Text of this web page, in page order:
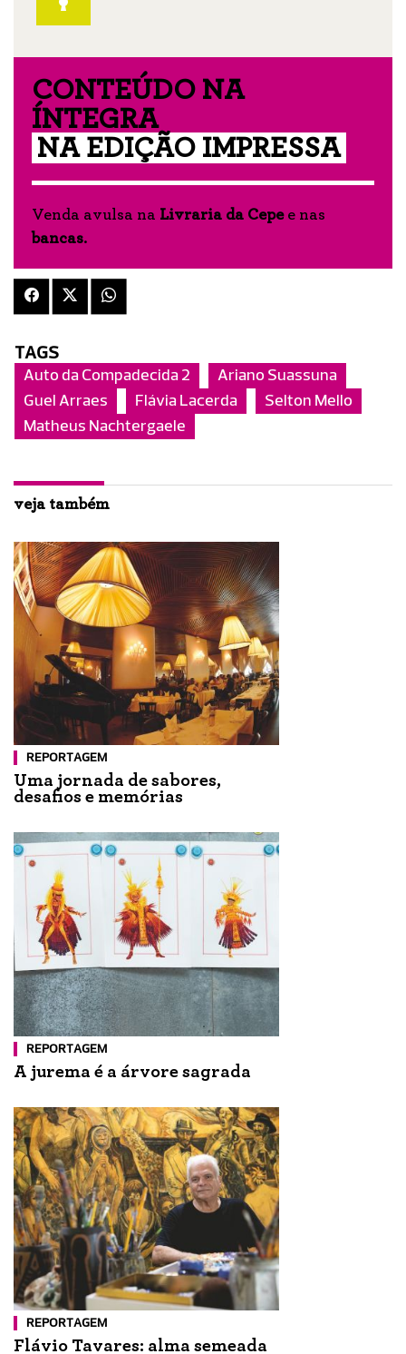
CONTEÚDO NA
ÍNTEGRA
NA EDIÇÃO IMPRESSA
Venda avulsa na Livraria da Cepee nas
bancas.
TAGS
Auto da Compadecida 2
Ariano Suassuna
Guel Arraes
Flávia Lacerda
Selton Mello
Matheus Nachtergaele
veja também
REPORTAGEM
Uma jornada de sabores,
desafios e memórias
REPORTAGEM
A jurema é a árvore sagrada
REPORTAGEM
Flávio Tavares: alma semeada